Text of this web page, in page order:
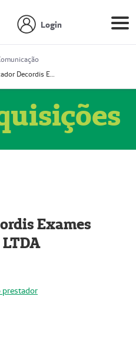
Login
Prestador Decordis Exames Cardiológicos LTDA (51004347-4)
Exames
prestador